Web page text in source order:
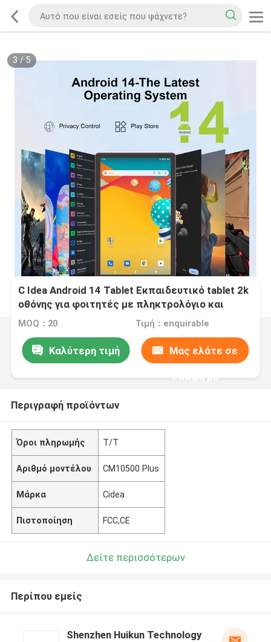
3 / 5
C Idea Android 14 Tablet Εκπαιδευτικό tablet 2k
οθόνης για φοιτητές με πληκτρολόγιο και
ποντίκι CM10500 Plus Red
MOQ：20 Τιμή：enquirable
Καλύτερη τιμή Μας ελάτε σε
επαφή με
Περιγραφή προϊόντων
Όροι πληρωμής Τ/Τ
Αριθμό μοντέλου CM10500 Plus
Μάρκα Cidea
Πιστοποίηση FCC,CE
Δείτε περισσότερων
Περίπου εμείς
Shenzhen Huikun Technology